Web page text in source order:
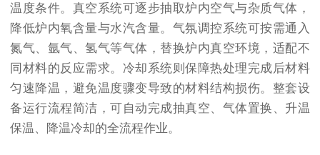
温度条件。真空系统可逐步抽取炉内空气与杂质气体，
降低炉内氧含量与水汽含量。气氛调控系统可按需通入
氮气、氩气、氢气等气体，替换炉内真空环境，适配不
同材料的反应需求。冷却系统则保障热处理完成后材料
匀速降温，避免温度骤变导致的材料结构损伤。整套设
备运行流程简洁，可自动完成抽真空、气体置换、升温
保温、降温冷却的全流程作业。